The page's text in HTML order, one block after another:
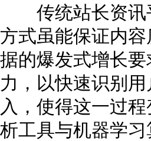
传统站长资讯
方式虽能保证内
据的爆发式增长
力，以快速识别
入，使得这一过
析工具与机器学